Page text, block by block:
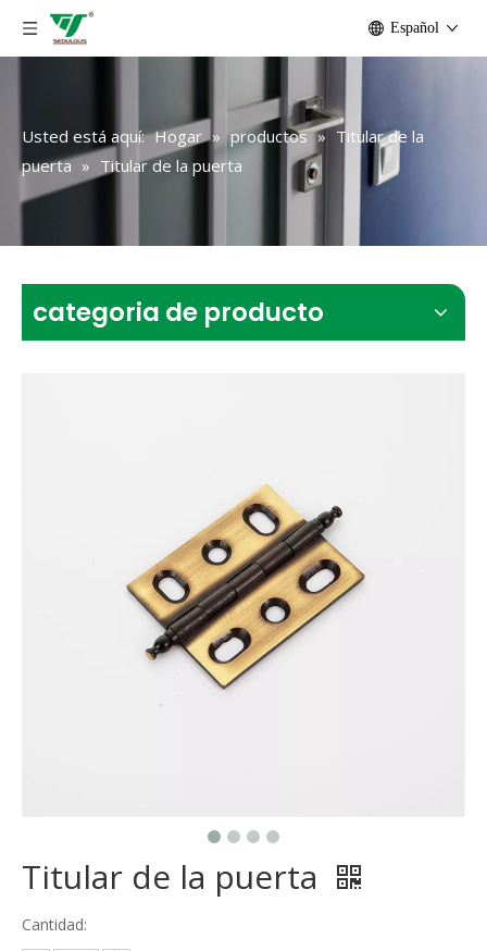
Español
Usted está aquí: Hogar » productos » Titular de la
puerta » Titular de la puerta
categoria de producto
Titular de la puerta
Cantidad: